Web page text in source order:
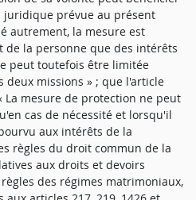
prévue au présent
autrement, la mesure est
la personne que des intérêts
peut toutefois être limitée
deux missions » ; que l'article
La mesure de protection ne peut
cas de nécessité et lorsqu'il
aux intérêts de la
règles du droit commun de la
aux droits et devoirs
des régimes matrimoniaux,